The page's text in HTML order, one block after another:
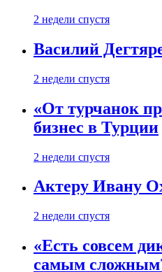
2 недели спустя
Василий
2 недели спустя
«От турчанок
бизнес в Турции
2 недели спустя
Актеру Ивану
2 недели спустя
«Есть совсем
самым